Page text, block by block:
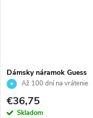
Dámsky náramok Guess
JUBB04082JWYGWHS
Až 100 dní na vrátenie
tovaru. Autorizovaný predajca.
€36,75
Skladom